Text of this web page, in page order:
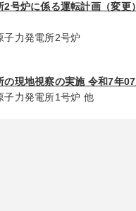
2号炉に係る運転計画（変更
力発電所2号炉
の現地視察の実施 令和7年
力発電所1号炉 他